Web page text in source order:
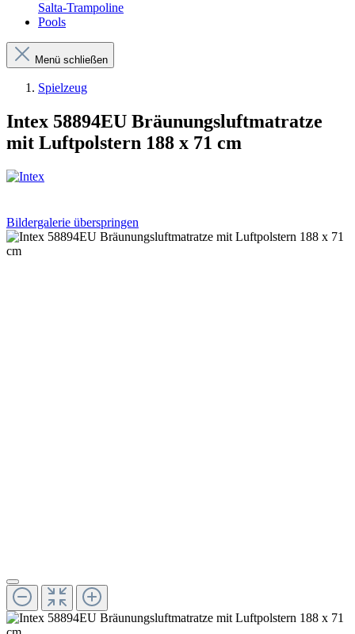
Salta-Trampoline
Pools
Menü schließen
Spielzeug
Intex 58894EU Bräunungsluftmatratze
mit Luftpolstern 188 x 71 cm
Bildergalerie überspringen